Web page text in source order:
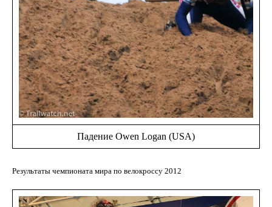
Падение Owen Logan (USA)
Результаты чемпионата мира по велокроссу 2012